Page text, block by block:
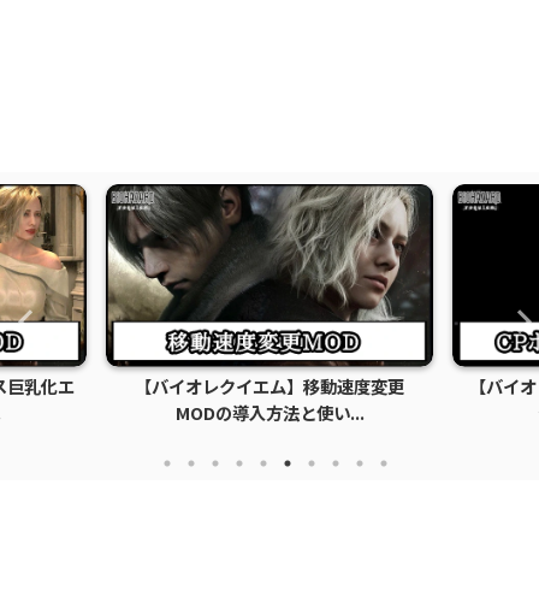
巨乳化エ
【バイオレクイエム】移動速度変更
MODの導入方法と使い...
【バイ